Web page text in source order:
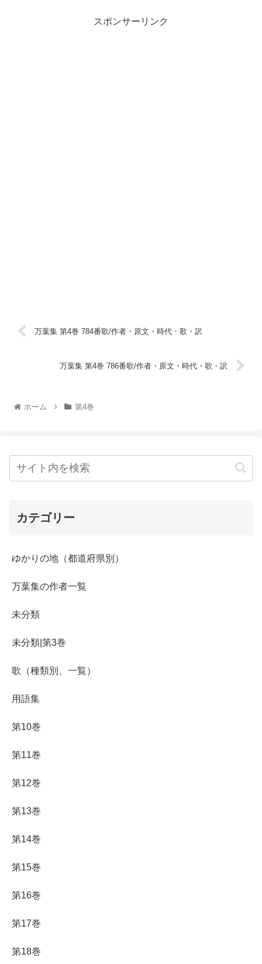
スポンサーリンク
万葉集 第4巻 784番歌/作者・原文・時代・歌・訳
万葉集 第4巻 786番歌/作者・原文・時代・歌・訳
ホーム 第4巻
カテゴリー
ゆかりの地（都道府県別）
万葉集の作者一覧
未分類
未分類|第3巻
歌（種類別、一覧）
用語集
第10巻
第11巻
第12巻
第13巻
第14巻
第15巻
第16巻
第17巻
第18巻